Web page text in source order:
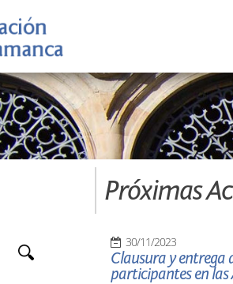
Próximas
30/11/2023
Clausura y entrega
participantes en las